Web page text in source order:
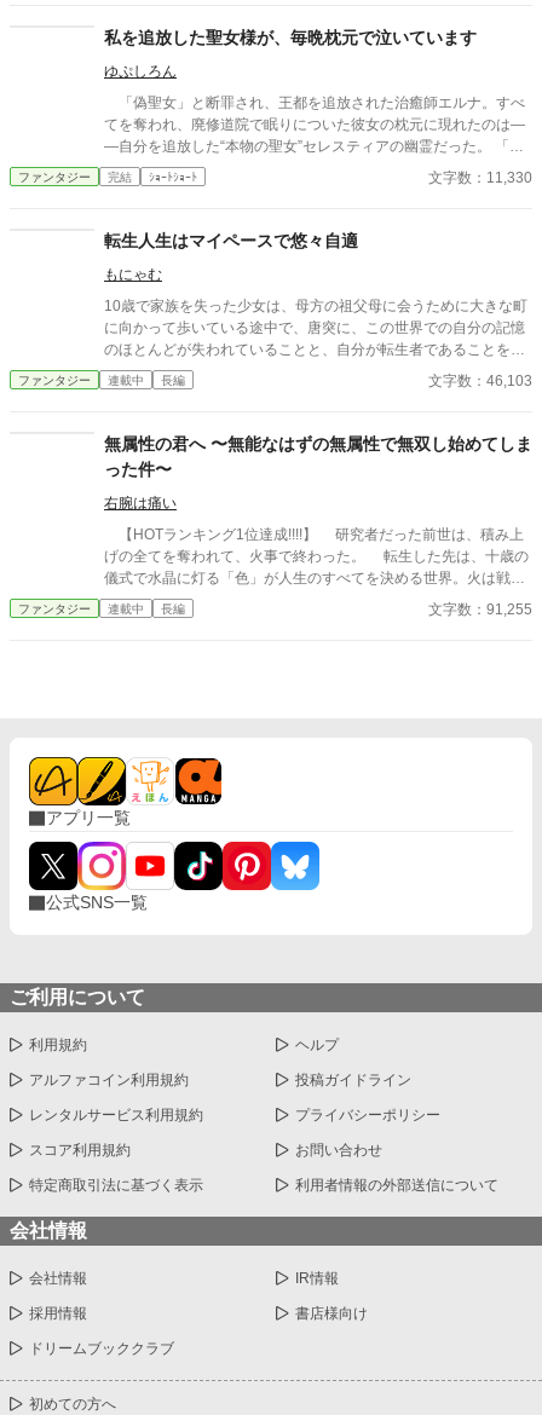
切り捨ててしまいましょう。
私を追放した聖女様が、毎晩枕元で泣いています
ゆぷしろん
「偽聖女」と断罪され、王都を追放された治癒師エルナ。すべ
てを奪われ、廃修道院で眠りについた彼女の枕元に現れたのは―
―自分を追放した“本物の聖女”セレスティアの幽霊だった。 「お
願い、わたくしの身体を取り戻して！」 聖印を授かった瞬間、
セレスティアの肉体は謎の存在に乗っ取られていた。しかも完全
など知るものかと思っていたエルナだが、無口な騎士団長ロルフ
追放に隠された恐ろしい真相へ辿り着く。 許せない。けれど、
見捨てない。 追放治癒師と泣き虫な元敵、そして訳あり騎士団
長。最悪の出会いから始まる三人が、偽りの奇跡を暴き、奪われ
た身体と居場所を取り戻す！
ファンタジー 完結 ｼｮｰﾄｼｮｰﾄ 文字数：11,330
転生人生はマイペースで悠々自適
もにゃむ
10歳で家族を失った少女は、母方の祖父母に会うために大きな町
に向かって歩いている途中で、唐突に、この世界での自分の記憶
のほとんどが失われていることと、自分が転生者であることを理
解した。 思い出せた前世の記憶は、自分の名前と好きだった手芸
のこと、家族関係が原因で学校というたくさん人がいるところで
いた。 これは空き家の管理をすることを条件に祖父母の所有する
小さな家に住むことを許された、10歳の少女の‟日常生活”を綴っ
ただけの物語である。 前世の記憶が混ざったことで言葉遣いが子
どもらしくないことがありますが、温かい目で見守っていただけ
ると嬉しいです。 執筆の息抜きに、ふと思いついた主人公で書き
始めたお話です。 好きしか詰め込んでいませんが、楽しんでいた
だけると幸いです。 ※画像はAIに描いてもらいましたが、文章は
100％自分で書いています。
ファンタジー 連載中 長編 文字数：46,103
無属性の君へ 〜無能なはずの無属性で無双し始めてしま
った件〜
右腕は痛い
【HOTランキング1位達成!!!!】 研究者だった前世は、積み上
げの全てを奪われて、火事で終わった。 転生した先は、十歳の
儀式で水晶に灯る「色」が人生のすべてを決める世界。火は戦い
に、土は壁に、青は治しに——だが、彼の水晶だけが灯らなかっ
た。 無属性。俗称「いろなし」。職への道は閉ざされ、村の帳
板を見上げて、彼女は笑わずに言った。 「ないんじゃなくて、ま
だ見つかってないだけなんでしょ。……いいよ。あたしが最初に
見つけたげる」 欄のなかった少年と、その三年を最初に面白が
った冒険者。拾われた雑用格から始まり、村を出て、ギルド都市
へ、戦いの「境」へ——無属性の積み上げと発見の物語。 これ
は、「無い」と言われた色を、俺が見つけるまでの——そのぜん
ぶの記録だ。 ※今週、1日2話投稿を出来る限り全力で頑張りま
ファンタジー 連載中 長編 文字数：91,255
アプリ一覧
公式SNS一覧
ご利用について
利用規約 ヘルプ
アルファコイン利用規約 投稿ガイドライン
レンタルサービス利用規約 プライバシーポリシー
スコア利用規約 お問い合わせ
特定商取引法に基づく表示 利用者情報の外部送信について
会社情報
会社情報 IR情報
採用情報 書店様向け
ドリームブッククラブ
初めての方へ